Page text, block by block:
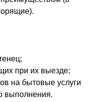
при их выезде;
на бытовые услуги
выполнения.